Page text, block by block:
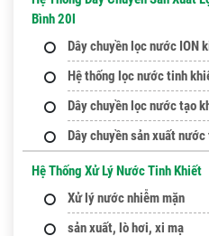
Bình 20l
Dây chuyền lọc nước ION
Hệ thống lọc nước tinh
Dây chuyền lọc nước tạo
Dây chuyền sản xuất
Hệ Thống Xử Lý Nước Tinh Khiết
Xử lý nước nhiễm mặn
sản xuất, lò hơi, xi mạ